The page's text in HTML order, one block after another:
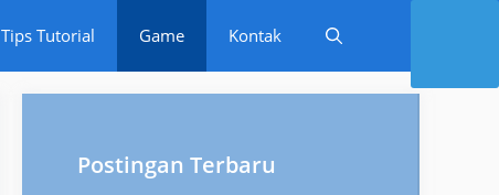
Tips Tutorial Game Kontak
Postingan Terbaru